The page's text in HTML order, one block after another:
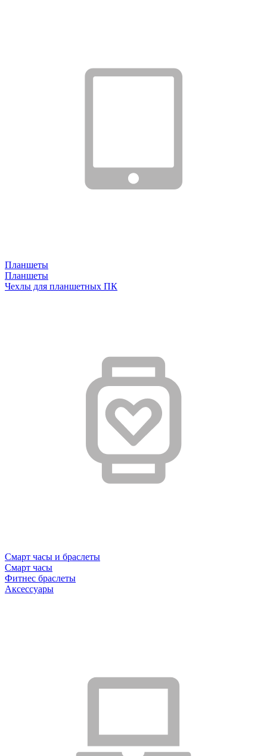
Планшеты
Планшеты
Чехлы для планшетных ПК
Смарт часы и браслеты
Смарт часы
Фитнес браслеты
Аксессуары